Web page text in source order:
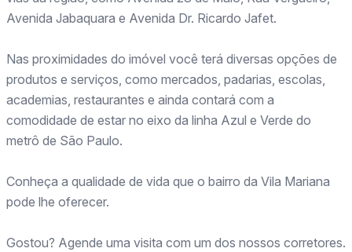
Avenida Jabaquara e Avenida Dr. Ricardo Jafet.
Nas proximidades do imóvel você terá diversas opções de
produtos e serviços, como mercados, padarias, escolas,
academias, restaurantes e ainda contará com a
comodidade de estar no eixo da linha Azul e Verde do
metrô de São Paulo.
Conheça a qualidade de vida que o bairro da Vila Mariana
pode lhe oferecer.
Gostou? Agende uma visita com um dos nossos corretores.